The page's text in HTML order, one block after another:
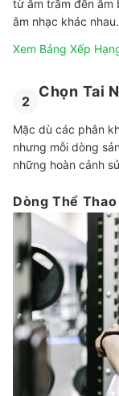
từ âm trầm đến âm
âm nhạc khác nhau.
Xem Bảng Xếp
2
Chọn Tai
Mặc dù các phân
nhưng mỗi dòng
những hoàn cảnh
Dòng Thể